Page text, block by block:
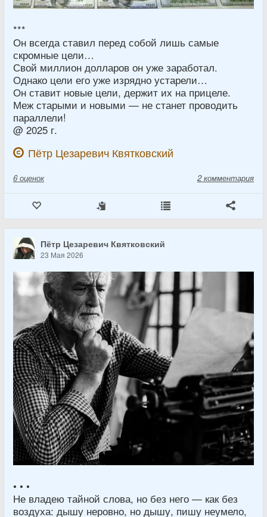
***
Он всегда ставил перед собой лишь самые
скромные цели…
Свой миллион долларов он уже заработал.
Однако цели его уже изрядно устарели…
Он ставит новые цели, держит их на прицеле.
Меж старыми и новыми — не станет проводить
параллели!
@ 2025 г.
Пётр Цезаревич Квятковский
6 оценок 2 комментария
Пётр Цезаревич Квятковский
23 Мая 2026
• • •
Не владею тайной слова, но без него — как без
воздуха: дышу неровно, но дышу, пишу неумело,